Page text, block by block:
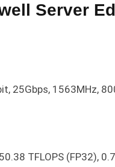
Server
25Gbps, 1563MHz,
TFLOPS (FP32),